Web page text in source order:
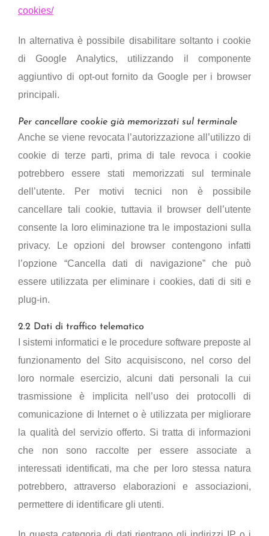
cookies/
In alternativa è possibile disabilitare soltanto i cookie
di Google Analytics, utilizzando il componente
aggiuntivo di opt-out fornito da Google per i browser
principali.
Per cancellare cookie già memorizzati sul terminale
Anche se viene revocata l’autorizzazione all’utilizzo di
cookie di terze parti, prima di tale revoca i cookie
potrebbero essere stati memorizzati sul terminale
dell’utente. Per motivi tecnici non è possibile
cancellare tali cookie, tuttavia il browser dell’utente
consente la loro eliminazione tra le impostazioni sulla
privacy. Le opzioni del browser contengono infatti
l’opzione “Cancella dati di navigazione” che può
essere utilizzata per eliminare i cookies, dati di siti e
plug-in.
2.2 Dati di traffico telematico
I sistemi informatici e le procedure software preposte al
funzionamento del Sito acquisiscono, nel corso del
loro normale esercizio, alcuni dati personali la cui
trasmissione è implicita nell’uso dei protocolli di
comunicazione di Internet o è utilizzata per migliorare
la qualità del servizio offerto. Si tratta di informazioni
che non sono raccolte per essere associate a
interessati identificati, ma che per loro stessa natura
potrebbero, attraverso elaborazioni e associazioni,
permettere di identificare gli utenti.